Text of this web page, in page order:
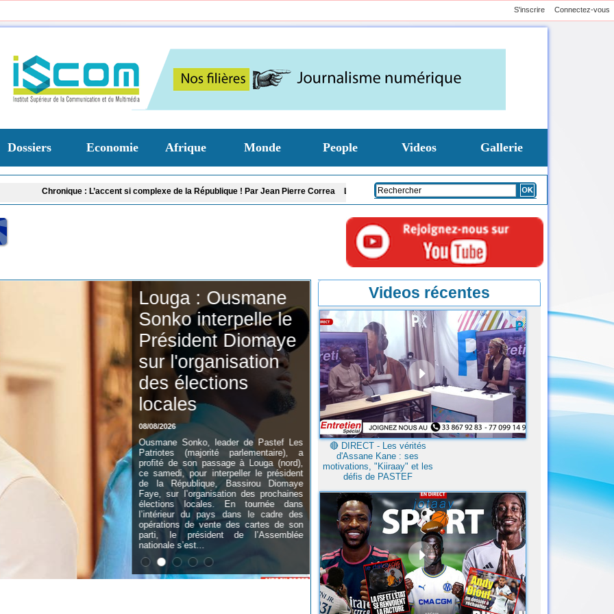
Connectez-vous
S'inscrire
Dossiers Economie Afrique Monde People Videos Gallerie
si complexe de la République ! Par Jean Pierre Correa Louga : Ousmane Sonko interpelle le Président Diomaye sur l'organisation des élections
Louga : Ousmane
Sonko interpelle le
Président Diomaye
sur l'organisation
des élections
locales
08/08/2026
Ousmane Sonko, leader de Pastef Les
Patriotes (majorité parlementaire), a
profité de son passage à Louga (nord),
ce samedi, pour interpeller le président
de la République, Bassirou Diomaye
Faye, sur l’organisation des prochaines
élections locales. En tournée dans
l’intérieur du pays dans le cadre des
opérations de vente des cartes de son
parti, le président de l’Assemblée
nationale s’est...
Videos récentes
🔴​ DIRECT - Les vérités
d'Assane Kane : ses
motivations, "Kiiraay" et les
défis de PASTEF